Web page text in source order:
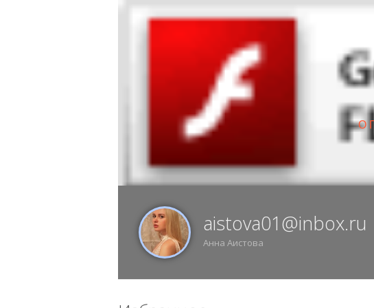
6 АВГУСТА, ЧЕТВЕРГ, 05:23, ВОРОНЕЖ
О
ИЗРУИН/IZRUIN |
aistova01@inbox.ru
Анна Аистова